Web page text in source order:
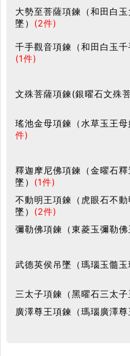
大勢至菩薩項鍊（和田白
墜） (2件)
千手觀音項鍊（和田白玉千
(1件)
文殊菩薩項鍊(銀曜石文殊
瑤池金母項鍊（水草玉王母
件)
釋迦摩尼佛項鍊（金曜石
墜） (1件)
不動明王項鍊（虎眼石不
墜） (2件)
彌勒佛項鍊（東菱玉彌勒佛
武德英侯吊墜（瑪瑙玉髓玉
三太子項鍊（黑曜石三太子
廣澤尊王項鍊（瑪瑙廣澤尊